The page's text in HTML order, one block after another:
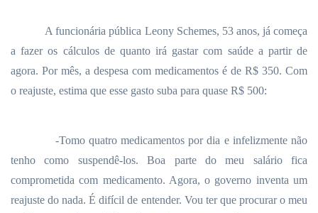
A funcionária pública Leony Schemes, 53 anos, já começa
a fazer os cálculos de quanto irá gastar com saúde a partir de
agora. Por mês, a despesa com medicamentos é de R$ 350. Com
o reajuste, estima que esse gasto suba para quase R$ 500:
-Tomo quatro medicamentos por dia e infelizmente não
tenho como suspendê-los. Boa parte do meu salário fica
comprometida com medicamento. Agora, o governo inventa um
reajuste do nada. É difícil de entender. Vou ter que procurar o meu